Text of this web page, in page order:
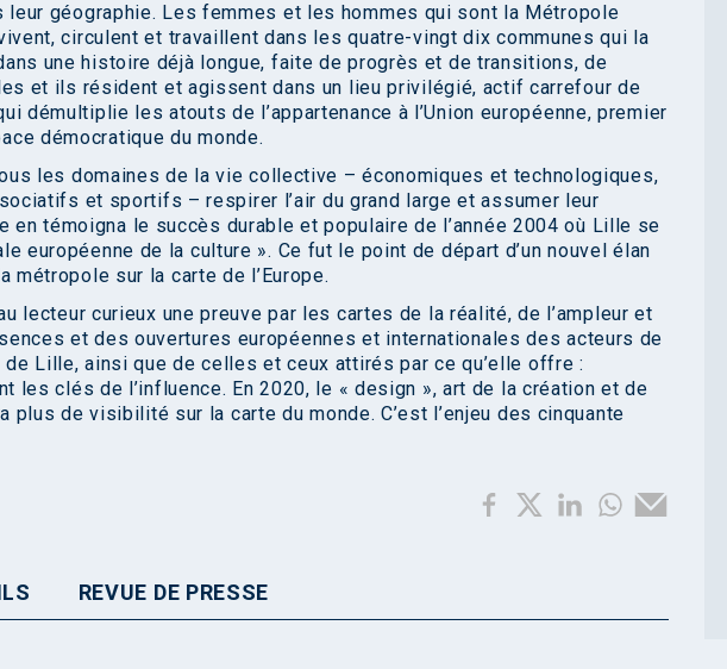
leur géographie. Les femmes et les hommes qui sont la Métropole
circulent et travaillent dans les quatre-vingt dix communes qui la
une histoire déjà longue, faite de progrès et de transitions, de
et ils résident et agissent dans un lieu privilégié, actif carrefour de
démultiplie les atouts de l’appartenance à l’Union européenne, premier
démocratique du monde.
les domaines de la vie collective – économiques et technologiques,
et sportifs – respirer l’air du grand large et assumer leur
en témoigna le succès durable et populaire de l’année 2004 où Lille se
européenne de la culture ». Ce fut le point de départ d’un nouvel élan
métropole sur la carte de l’Europe.
lecteur curieux une preuve par les cartes de la réalité, de l’ampleur et
et des ouvertures européennes et internationales des acteurs de
de Lille, ainsi que de celles et ceux attirés par ce qu’elle offre :
les clés de l’influence. En 2020, le « design », art de la création et de
plus de visibilité sur la carte du monde. C’est l’enjeu des cinquante
REVUE DE PRESSE